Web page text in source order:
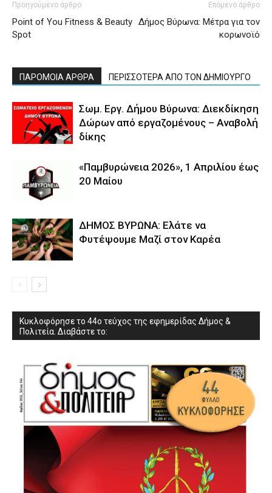
Προηγούμενο άρθρο
Point of You Fitness & Beauty
Spot
Επόμενο άρθρο
Δήμος Βύρωνα: Μέτρα για τον
κορωνοϊό
ΠΑΡΟΜΟΙΑ ΑΡΘΡΑ ΠΕΡΙΣΣΟΤΕΡΑ ΑΠΟ ΤΟΝ ΔΗΜΙΟΥΡΓΟ
Σωμ. Εργ. Δήμου Βύρωνα: Διεκδίκηση
Δώρων από εργαζομένους – Αναβολή
δίκης
«Παμβυρώνεια 2026», 1 Απριλίου έως
20 Μαίου
ΔΗΜΟΣ ΒΥΡΩΝΑ: Ελάτε να
Φυτέψουμε Μαζί στον Καρέα
Κυκλοφόρησε το 44ο τεύχος της εφημερίδας Δήμος &
Πολιτεία. Διαβάστε το: